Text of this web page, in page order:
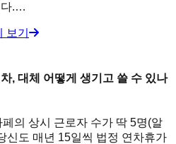
다.…
보기
, 대체 어떻게 생기고 쓸 수 있나
의 상시 근로자 수가 딱 5명(알
신도 매년 15일씩 법정 연차휴가